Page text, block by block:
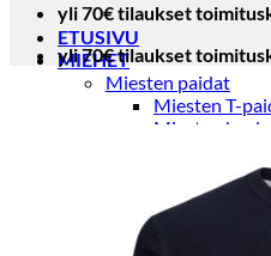
ETUSIVU
MIEHET
Miesten paidat
Miesten T-
Miesten
Miesten
Miesten neuleet
Miesten
yli 70€ tilaukset
yli 70€ tilaukset